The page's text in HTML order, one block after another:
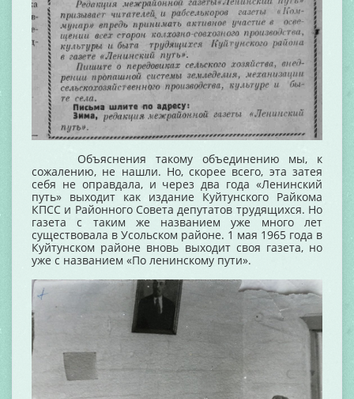
Объяснения такому объединению мы, к
сожалению, не нашли. Но, скорее всего, эта затея
себя не оправдала, и через два года «Ленинский
путь» выходит как издание Куйтунского Райкома
КПСС и Районного Совета депутатов трудящихся. Но
газета с таким же названием уже много лет
существовала в Усольском районе. 1 мая 1965 года в
Куйтунском районе вновь выходит своя газета, но
уже с названием «По ленинскому пути».